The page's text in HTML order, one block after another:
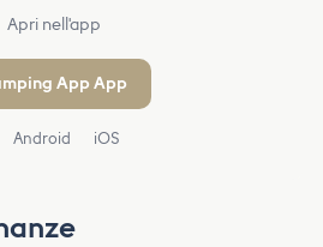
Apri nell'app
App App
Android iOS